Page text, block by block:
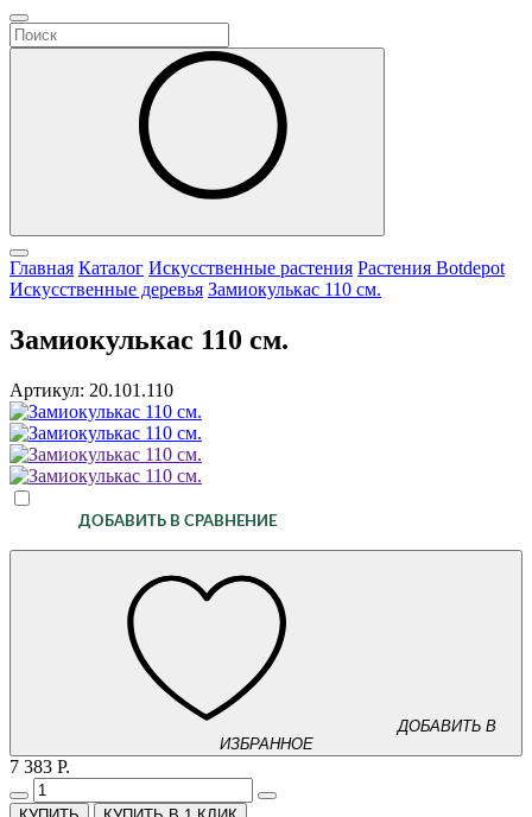
Главная Каталог Искусственные растения Растения Botdepot
Искусственные деревья Замиокулькас 110 см.
Замиокулькас 110 см.
Артикул: 20.101.110
ДОБАВИТЬ В СРАВНЕНИЕ
ДОБАВИТЬ В
ИЗБРАННОЕ
7 383 Р.